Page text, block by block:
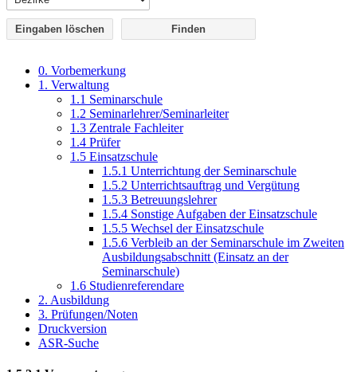
Eingaben löschen
0. Vorbemerkung
1. Verwaltung
1.1 Seminarschule
1.2 Seminarlehrer/Seminarleiter
1.3 Zentrale Fachleiter
1.4 Prüfer
1.5 Einsatzschule
1.5.1 Unterrichtung der Seminarschule
1.5.2 Unterrichtsauftrag und Vergütung
1.5.3 Betreuungslehrer
1.5.4 Sonstige Aufgaben der Einsatzschule
1.5.5 Wechsel der Einsatzschule
1.5.6 Verbleib an der Seminarschule im Zweiten
Ausbildungsabschnitt (Einsatz an der
Seminarschule)
1.6 Studienreferendare
2. Ausbildung
3. Prüfungen/Noten
Druckversion
ASR-Suche